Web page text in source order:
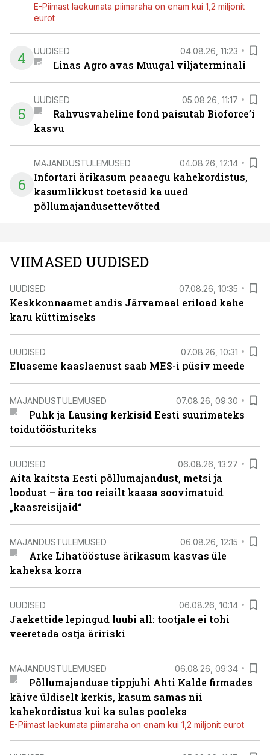
E-Piimast laekumata piimaraha on enam kui 1,2 miljonit
eurot
4 UUDISED 04.08.26, 11:23
Linas Agro avas Muugal viljaterminali
5
UUDISED 05.08.26, 11:17
Rahvusvaheline fond paisutab Bioforce’i
kasvu
6
MAJANDUSTULEMUSED 04.08.26, 12:14
Infortari ärikasum peaaegu kahekordistus,
kasumlikkust toetasid ka uued
põllumajandusettevõtted
VIIMASED UUDISED
UUDISED 07.08.26, 10:35
Keskkonnaamet andis Järvamaal eriload kahe
karu küttimiseks
UUDISED 07.08.26, 10:31
Eluaseme kaaslaenust saab MES-i püsiv meede
MAJANDUSTULEMUSED 07.08.26, 09:30
Puhk ja Lausing kerkisid Eesti suurimateks
toidutöösturiteks
UUDISED 06.08.26, 13:27
Aita kaitsta Eesti põllumajandust, metsi ja
loodust – ära too reisilt kaasa soovimatuid
„kaasreisijaid“
MAJANDUSTULEMUSED 06.08.26, 12:15
Arke Lihatööstuse ärikasum kasvas üle
kaheksa korra
UUDISED 06.08.26, 10:14
Jaekettide lepingud luubi all: tootjale ei tohi
veeretada ostja äririski
MAJANDUSTULEMUSED 06.08.26, 09:34
Põllumajanduse tippjuhi Ahti Kalde firmades
käive üldiselt kerkis, kasum samas nii
kahekordistus kui ka sulas pooleks
E-Piimast laekumata piimaraha on enam kui 1,2 miljonit eurot